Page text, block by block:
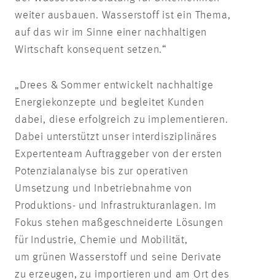
weiter ausbauen. Wasserstoff ist ein Thema,
auf das wir im Sinne einer nachhaltigen
Wirtschaft konsequent setzen.“
„Drees & Sommer entwickelt nachhaltige
Energiekonzepte und begleitet Kunden
dabei, diese erfolgreich zu implementieren.
Dabei unterstützt unser interdisziplinäres
Expertenteam Auftraggeber von der ersten
Potenzialanalyse bis zur operativen
Umsetzung und Inbetriebnahme von
Produktions- und Infrastrukturanlagen. Im
Fokus stehen maßgeschneiderte Lösungen
für Industrie, Chemie und Mobilität,
um grünen Wasserstoff und seine Derivate
zu erzeugen, zu importieren und am Ort des